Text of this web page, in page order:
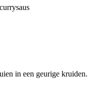
in een geurige kruiden.